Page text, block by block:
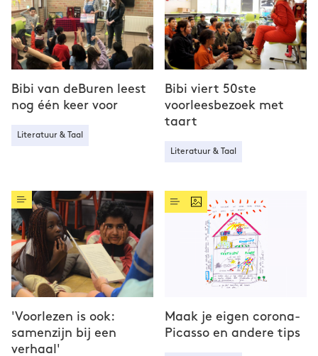
Bibi van deBuren leest
nog één keer voor
Literatuur & Taal
Bibi viert 50ste
voorleesbezoek met
taart
Literatuur & Taal
'Voorlezen is ook:
samenzijn bij een
verhaal'
Maak je eigen corona-
Picasso en andere tips